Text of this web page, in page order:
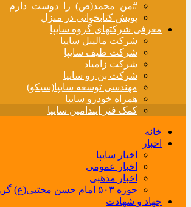
#من_محمد(ص)_را_دوست_دارم
پویش کتابخوانی در منزل
معرفی شرکتهای گروه سایپا
شرکت مالیبل سایپا
شرکت طیف سایپا
شرکت زامیاد
شرکت بن رو سایپا
مهندسی توسعه سایپا(سیکو)
همراه خودرو سایپا
کمک فنر ایندامین سایپا
خانه
اخبار
اخبار سایپا
اخبار عمومی
اخبار مذهبی
حوزه ۵۰۳ امام حسن مجتبی(ع) گروه سایپا
جهاد و شهادت